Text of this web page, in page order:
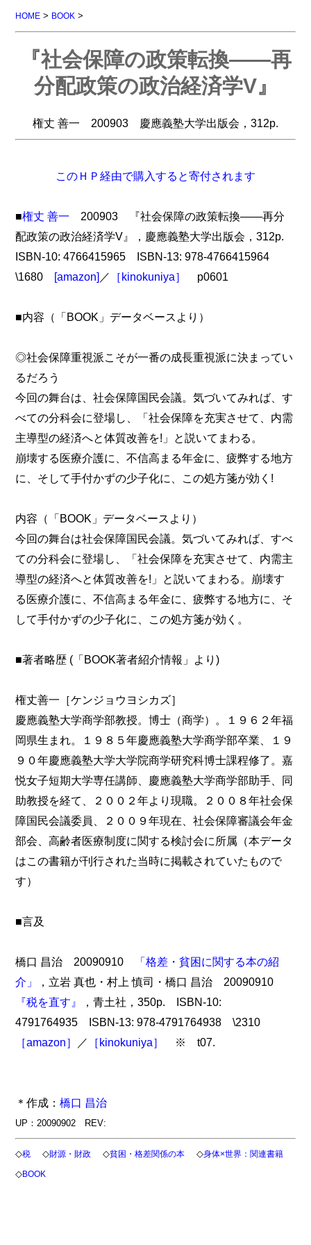
HOME > BOOK >
『社会保障の政策転換――再
分配政策の政治経済学V』
権丈 善一 200903 慶應義塾大学出版会，312p.
このＨＰ経由で購入すると寄付されます
■権丈 善一 200903 『社会保障の政策転換――再分
配政策の政治経済学V』，慶應義塾大学出版会，312p.
ISBN-10: 4766415965 ISBN-13: 978-4766415964
\1680 [amazon] ／ ［kinokuniya］ p0601
■内容（「BOOK」データベースより）
◎社会保障重視派こそが一番の成長重視派に決まってい
るだろう
今回の舞台は、社会保障国民会議。気づいてみれば、す
べての分科会に登場し、「社会保障を充実させて、内需
主導型の経済へと体質改善を!」と説いてまわる。
崩壊する医療介護に、不信高まる年金に、疲弊する地方
に、そして手付かずの少子化に、この処方箋が効く!
内容（「BOOK」データベースより）
今回の舞台は社会保障国民会議。気づいてみれば、すべ
ての分科会に登場し、「社会保障を充実させて、内需主
導型の経済へと体質改善を!」と説いてまわる。崩壊す
る医療介護に、不信高まる年金に、疲弊する地方に、そ
して手付かずの少子化に、この処方箋が効く。
■著者略歴 (「BOOK著者紹介情報」より)
権丈善一［ケンジョウヨシカズ］
慶應義塾大学商学部教授。博士（商学）。１９６２年福
岡県生まれ。１９８５年慶應義塾大学商学部卒業、１９
９０年慶應義塾大学大学院商学研究科博士課程修了。嘉
悦女子短期大学専任講師、慶應義塾大学商学部助手、同
助教授を経て、２００２年より現職。２００８年社会保
障国民会議委員、２００９年現在、社会保障審議会年金
部会、高齢者医療制度に関する検討会に所属（本データ
はこの書籍が刊行された当時に掲載されていたもので
す）
■言及
橋口 昌治 20090910
「格差・貧困に関する本の紹
介」
，立岩 真也・村上 慎司・橋口 昌治 20090910
『税を直す』
，青土社，350p. ISBN-10:
4791764935 ISBN-13: 978-4791764938 \2310
［amazon］
／ ［kinokuniya］ ※ t07.
＊作成：橋口 昌治
UP：20090902 REV:
◇税 ◇財源・財政 ◇貧困・格差関係の本 ◇身体×世界：関連書籍
◇BOOK